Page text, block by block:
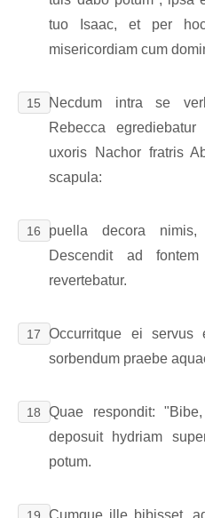
tuo Isaac, et per
misericordiam cum
15
Necdum intra se
Rebecca
uxoris Nachor fratris
scapula:
16
puella decora
Descendit ad
revertebatur.
17
Occurritque ei
sorbendum praebe
18
Quae respondit:
deposuit hydriam
potum.
19 Cumque ille bibisset,